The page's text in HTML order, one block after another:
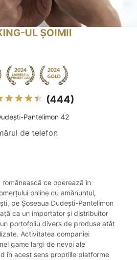
UL ȘOIMII
(444)
Pantelimon 42
de telefon
românească ce operează în
online cu amănuntul,
pe Șoseaua Dudești-Pantelimon
ca un importator și distribuitor
portofoliu divers de produse atât
Activitatea companiei
game largi de nevoi ale
în acest sens propriile platforme